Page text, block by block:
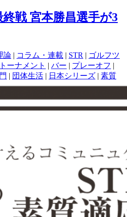
戦 宮本勝昌選手が3
論 | コラム・連載 | STR | ゴルフツ
トーナメント | バー | プレーオフ |
| 団体生活 | 日本シリーズ | 素質